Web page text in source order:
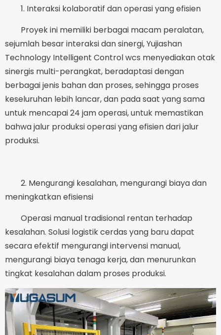
1. Interaksi kolaboratif dan operasi yang efisien
Proyek ini memiliki berbagai macam peralatan,
sejumlah besar interaksi dan sinergi, Yujiashan
Technology Intelligent Control wcs menyediakan otak
sinergis multi-perangkat, beradaptasi dengan
berbagai jenis bahan dan proses, sehingga proses
keseluruhan lebih lancar, dan pada saat yang sama
untuk mencapai 24 jam operasi, untuk memastikan
bahwa jalur produksi operasi yang efisien dari jalur
produksi.
2. Mengurangi kesalahan, mengurangi biaya dan
meningkatkan efisiensi
Operasi manual tradisional rentan terhadap
kesalahan. Solusi logistik cerdas yang baru dapat
secara efektif mengurangi intervensi manual,
mengurangi biaya tenaga kerja, dan menurunkan
tingkat kesalahan dalam proses produksi.